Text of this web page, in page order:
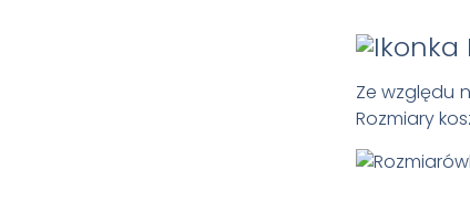
Ze względu
Rozmiary